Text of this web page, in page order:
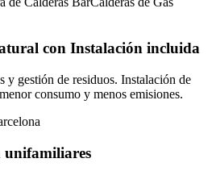
con Instalación incluida
y gestión de residuos. Instalación de
consumo y menos emisiones.
unifamiliares